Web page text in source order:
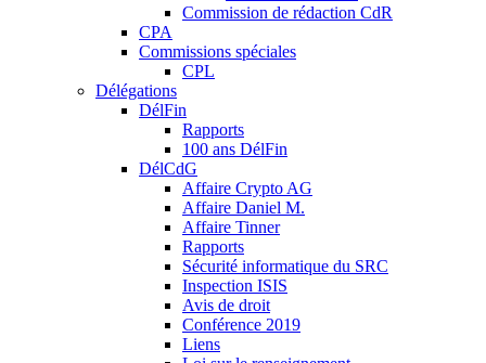
Commission de rédaction CdR
CPA
Commissions spéciales
CPL
Délégations
DélFin
Rapports
100 ans DélFin
DélCdG
Affaire Crypto AG
Affaire Daniel M.
Affaire Tinner
Rapports
Sécurité informatique du SRC
Inspection ISIS
Avis de droit
Conférence 2019
Liens